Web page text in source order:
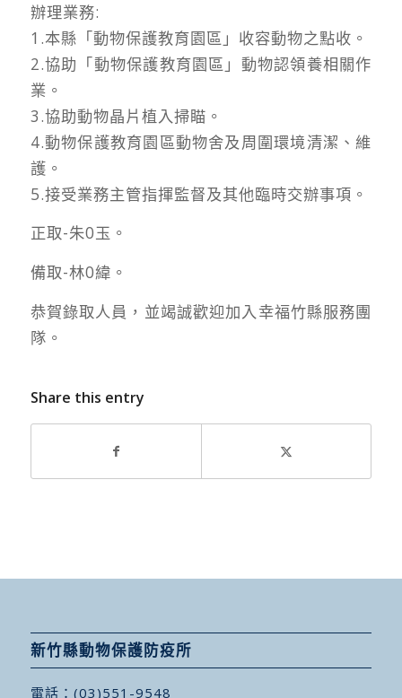
辦理業務:
1.本縣「動物保護教育園區」收容動物之點收。
2.協助「動物保護教育園區」動物認領養相關作
業。
3.協助動物晶片植入掃瞄。
4.動物保護教育園區動物舍及周圍環境清潔、維
護。
5.接受業務主管指揮監督及其他臨時交辦事項。
正取-朱0玉。
備取-林0緯。
恭賀錄取人員，並竭誠歡迎加入幸福竹縣服務團
隊。
Share this entry
新竹縣動物保護防疫所
電話： (03)551-9548